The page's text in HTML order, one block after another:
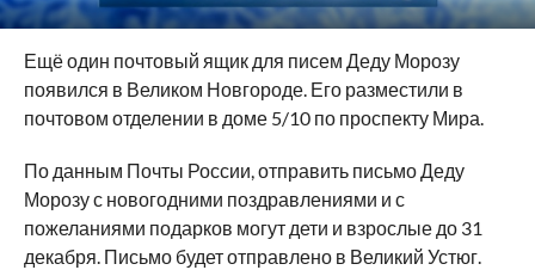
Ещё один почтовый ящик для писем Деду Морозу
появился в Великом Новгороде. Его разместили в
почтовом отделении в доме 5/10 по проспекту Мира.
По данным Почты России, отправить письмо Деду
Морозу с новогодними поздравлениями и с
пожеланиями подарков могут дети и взрослые до 31
декабря. Письмо будет отправлено в Великий Устюг.